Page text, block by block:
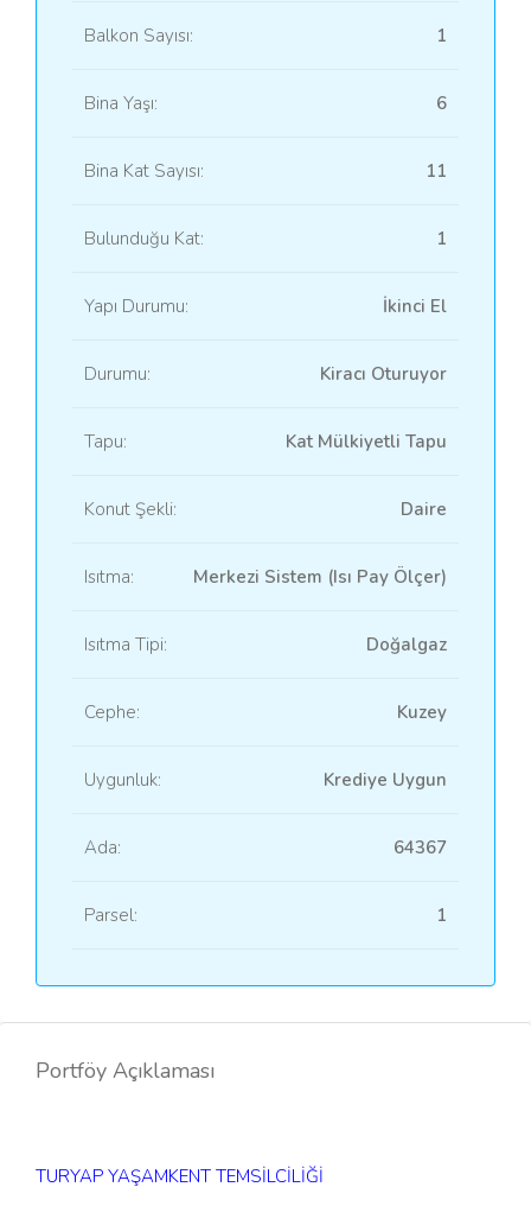
Balkon Sayısı: 1
Bina Yaşı: 6
Bina Kat Sayısı: 11
Bulunduğu Kat: 1
Yapı Durumu: İkinci El
Durumu: Kiracı Oturuyor
Tapu: Kat Mülkiyetli Tapu
Konut Şekli: Daire
Isıtma: Merkezi Sistem (Isı Pay Ölçer)
Isıtma Tipi: Doğalgaz
Cephe: Kuzey
Uygunluk: Krediye Uygun
Ada: 64367
Parsel: 1
Portföy Açıklaması
TURYAP YAŞAMKENT TEMSİLCİLİĞİ​